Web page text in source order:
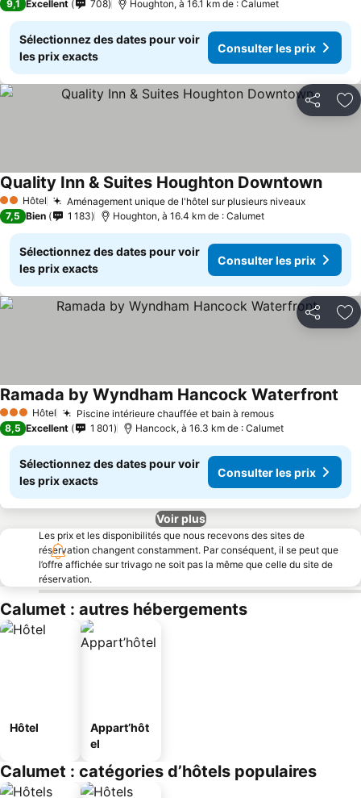
9,1 Excellent 708 Houghton, à 16.1 km de : Calumet
Sélectionnez des dates pour voir
les prix exacts
Consulter les prix
Partager
2 Étoiles
Hôtel Aménagement unique de l'hôtel sur plusieurs niveaux
Quality Inn & Suites Houghton Downtown
7,5 Bien 1 183 Houghton, à 16.4 km de : Calumet
Sélectionnez des dates pour voir
les prix exacts
Consulter les prix
Partager
3 ÉtoilesHôtel Piscine intérieure chauffée et bain à remous
Ramada by Wyndham Hancock Waterfront
8,5 Excellent 1 801 Hancock, à 16.3 km de : Calumet
Sélectionnez des dates pour voir
les prix exacts
Consulter les prix
Voir plus
Les prix et les disponibilités que nous recevons des sites de
réservation changent constamment. Par conséquent, il se peut que
l’offre affichée sur trivago ne soit pas la même que celle du site de
réservation.
Calumet : autres hébergements
Hôtel
Appart’hôt
el
Calumet : catégories d’hôtels populaires